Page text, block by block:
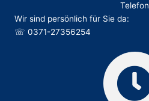
Telefon
Wir sind persönlich für Sie da:
☏ 0371-27356254